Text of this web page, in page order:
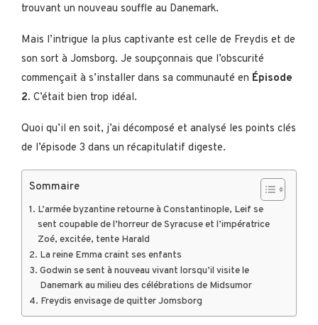
trouvant un nouveau souffle au Danemark.
Mais l’intrigue la plus captivante est celle de Freydis et de
son sort à Jomsborg. Je soupçonnais que l’obscurité
commençait à s’installer dans sa communauté en Épisode
2. C’était bien trop idéal.
Quoi qu’il en soit, j’ai décomposé et analysé les points clés
de l’épisode 3 dans un récapitulatif digeste.
Sommaire
L’armée byzantine retourne à Constantinople, Leif se
sent coupable de l’horreur de Syracuse et l’impératrice
Zoé, excitée, tente Harald
La reine Emma craint ses enfants
Godwin se sent à nouveau vivant lorsqu’il visite le
Danemark au milieu des célébrations de Midsumor
Freydis envisage de quitter Jomsborg